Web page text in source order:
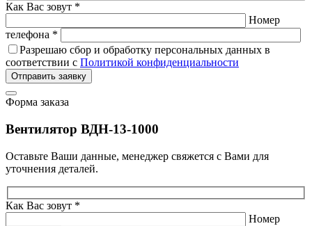
Как Вас зовут *
Номер
телефона *
Разрешаю сбор и обработку персональных данных в
соответствии с Политикой конфиденциальности
Отправить заявку
Форма заказа
Вентилятор ВДН-13-1000
Оставьте Ваши данные, менеджер свяжется с Вами для
уточнения деталей.
Как Вас зовут *
Номер